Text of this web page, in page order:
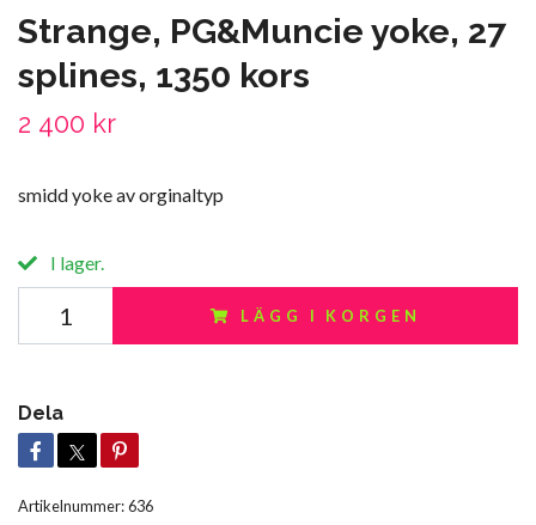
Strange, PG&Muncie yoke, 27
splines, 1350 kors
2 400 kr
smidd yoke av orginaltyp
I lager.
LÄGG I KORGEN
Dela
Artikelnummer:636